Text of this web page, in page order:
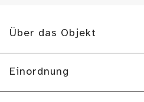
Über das Objekt
Einordnung